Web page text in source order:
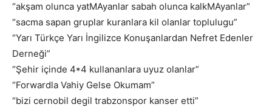
“akşam olunca yatMAyanlar sabah olunca kalkMAyanlar”
“sacma sapan gruplar kuranlara kil olanlar toplulugu”
“Yarı Türkçe Yarı İngilizce Konuşanlardan Nefret Edenler
Derneği”
“Şehir içinde 4*4 kullananlara uyuz olanlar”
“Forwardla Vahiy Gelse Okumam”
“bizi cernobil degil trabzonspor kanser etti”